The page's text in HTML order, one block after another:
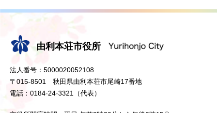
由利本荘市役所
法人番号：5000020052108
〒015-8501 秋田県由利本荘市尾崎17番地
電話：0184-24-3321（代表）